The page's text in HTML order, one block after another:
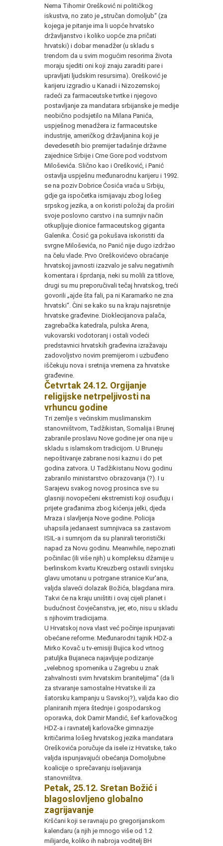
Nema Tihomir Orešković ni političkog
iskustva, no zato je „stručan domoljub“ (za
kojega je pitanje ima li uopće hrvatsko
državljanstvo i koliko uopće zna pričati
hrvatski) i dobar menadžer (u skladu s
trendom da u svim mogućim resorima života
moraju sjediti oni koji znaju zaraditi pare i
upravljati ljudskim resursima). Orešković je
karijeru izgradio u Kanadi i Nizozemskoj
radeći za farmaceutske tvrtke i njegovo
postavljanje za mandatara srbijanske je medije
neobično podsjetilo na Milana Panića,
uspješnog menadžera iz farmaceutske
industrije, američkog državljanina koji je
devedesetih bio premijer tadašnje državne
zajednice Srbije i Crne Gore pod vodstvom
Miloševića. Slično kao i Orešković, i Panić
ostavlja uspješnu međunarodnu karijeru i 1992.
se na poziv Dobrice Ćosića vraća u Srbiju,
gdje ga ispočetka ismijavaju zbog lošeg
srpskog jezika, a on koristi položaj da proširi
svoje poslovno carstvo i na sumnjiv način
otkupljuje dionice farmaceutskog giganta
Galenika. Ćosić ga pokušava iskoristiti da
svrgne Miloševića, no Panić nije dugo izdržao
na čelu vlade. Prvo Oreškovićevo obraćanje
hrvatskoj javnosti izazvalo je salvu negativnih
komentara i šprdanja, neki su molili za titlove,
drugi su mu preporučivali tečaj hrvatskog, treći
govorili „ajde šta fali, pa ni Karamarko ne zna
hrvatski“. Čini se kako su na kraju najsretnije
hrvatske građevine. Dioklecijanova palača,
zagrebačka katedrala, pulska Arena,
vukovarski vodotoranj i ostali vodeći
predstavnici hrvatskih građevina izražavaju
zadovoljstvo novim premijerom i uzbuđeno
iščekuju nova i sretnija vremena za hrvatske
građevine.
Četvrtak 24.12. Orgijanje
religijske netrpeljivosti na
vrhuncu godine
Tri zemlje s većinskim muslimanskim
stanovništvom, Tadžikistan, Somalija i Brunej
zabranile proslavu Nove godine jer ona nije u
skladu s islamskom tradicijom. U Bruneju
nepoštivanje zabrane nosi kaznu i do pet
godina zatvora. U Tadžikistanu Novu godinu
zabranilo ministarstvo obrazovanja (?). I u
Sarajevu svakog novog prosinca sve su
glasniji novopečeni ekstremisti koji osuđuju i
prijete građanima zbog kićenja jelki, djeda
Mraza i slavljenja Nove godine. Policija
uhapsila jedanaest sumnjivaca sa zastavom
ISIL-a i sumnjom da su planirali teroristički
napad za Novu godinu. Meanwhile, nepoznati
počinilac (ili više njih) u kompleksu džamije u
berlinskom kvartu Kreuzberg ostavili svinjsku
glavu umotanu u potrgane stranice Kur'ana,
valjda slaveći dolazak Božića, blagdana mira.
Takvi će na kraju uništiti i ovaj cijeli planet i
budućnost čovječanstva, jer, eto, nisu u skladu
s njihovim tradicijama.
U Hrvatskoj nova vlast već počinje ispunjavati
obećane reforme. Međunarodni tajnik HDZ-a
Mirko Kovač u tv-emisiji Bujica kod vrtnog
patuljka Bujaneca najavljuje podizanje
„velebnog spomenika u Zagrebu u znak
zahvalnosti svim hrvatskim braniteljima“ (da li
za stvaranje samostalne Hrvatske ili za
šatorsku kampanju u Savskoj?), valjda kao dio
planiranih mjera štednje i gospodarskog
oporavka, dok Damir Mandić, šef karlovačkog
HDZ-a i ravnatelj karlovačke gimnazije
kritičarima lošeg hrvatskog jezika mandatara
Oreškovića poručuje da isele iz Hrvatske, tako
valjda ispunjavajući obećanja Domoljubne
koalicije o sprečavanju iseljavanja
stanovništva.
Petak, 25.12. Sretan Božić i
blagoslovljeno globalno
zagrijavanje
Kršćani koji se ravnaju po gregorijanskom
kalendaru (a njih je mnogo više od 1.2
milijarde, koliko ih nabroja voditelj BH